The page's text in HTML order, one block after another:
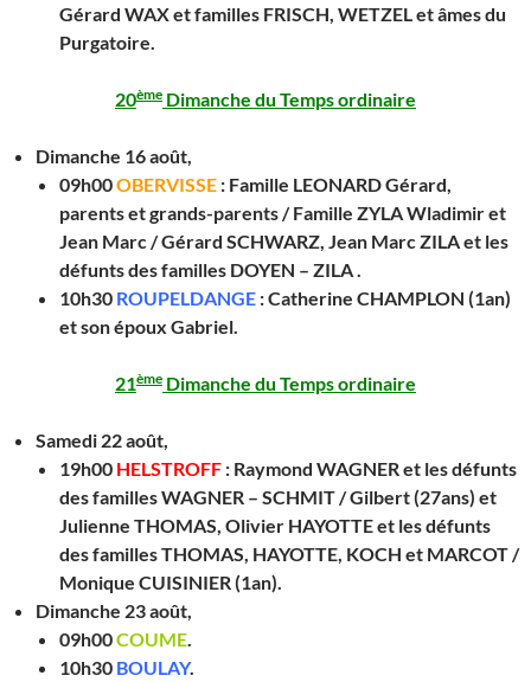
Gérard WAX et familles FRISCH, WETZEL et âmes du
Purgatoire.
20ème Dimanche du Temps ordinaire
Dimanche 16 août,
09h00OBERVISSE : Famille LEONARD Gérard,
parents et grands-parents / Famille ZYLA Wladimir et
Jean Marc / Gérard SCHWARZ, Jean Marc ZILA et les
défunts des familles DOYEN – ZILA .
10h30 ROUPELDANGE :Catherine CHAMPLON (1an)
et son époux Gabriel.
21ème Dimanche du Temps ordinaire
Samedi 22 août,
19h00 HELSTROFF : Raymond WAGNER et les défunts
des familles WAGNER – SCHMIT / Gilbert (27ans) et
Julienne THOMAS, Olivier HAYOTTE et les défunts
des familles THOMAS, HAYOTTE, KOCH et MARCOT /
Monique CUISINIER (1an).
Dimanche 23 août,
09h00COUME.
10h30 BOULAY.